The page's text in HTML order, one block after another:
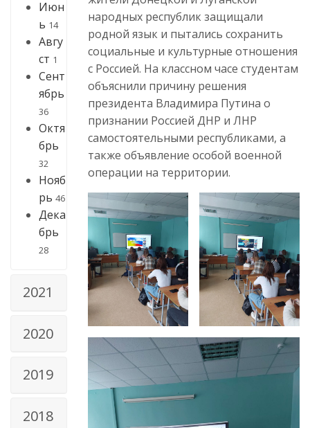
Июн
ь 14
Авгу
ст 1
Сент
ябрь
36
Октя
брь
32
Нояб
рь 46
Дека
брь
28
2021
2020
2019
2018
народных республик защищали
родной язык и пытались сохранить
социальные и культурные отношения
с Россией. На классном часе студентам
объяснили причину решения
президента Владимира Путина о
признании Россией ДНР и ЛНР
самостоятельными республиками, а
также объявление особой военной
операции на территории.